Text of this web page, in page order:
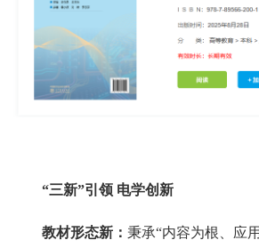
“三新”引领 电学创新
教材形态新： 秉承“内容为根、应